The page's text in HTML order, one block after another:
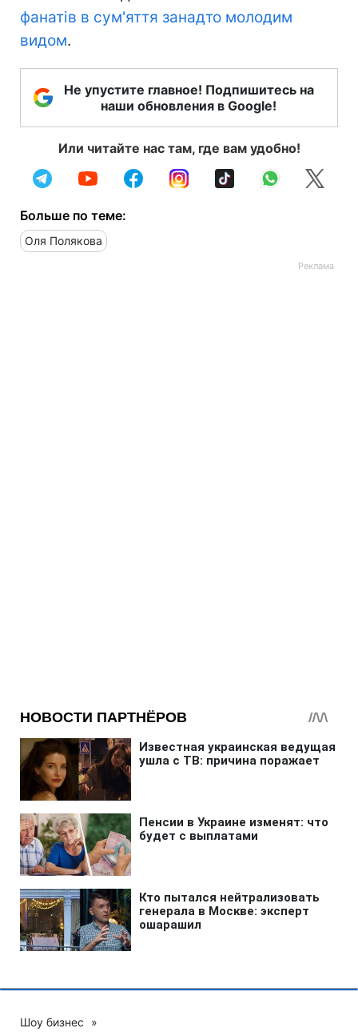
фанатів в сум'яття занадто молодим
видом.
Не упустите главное! Подпишитесь на
наши обновления в Google!
Или читайте нас там, где вам удобно!
Больше по теме:
Оля Полякова
Шоу бизнес »